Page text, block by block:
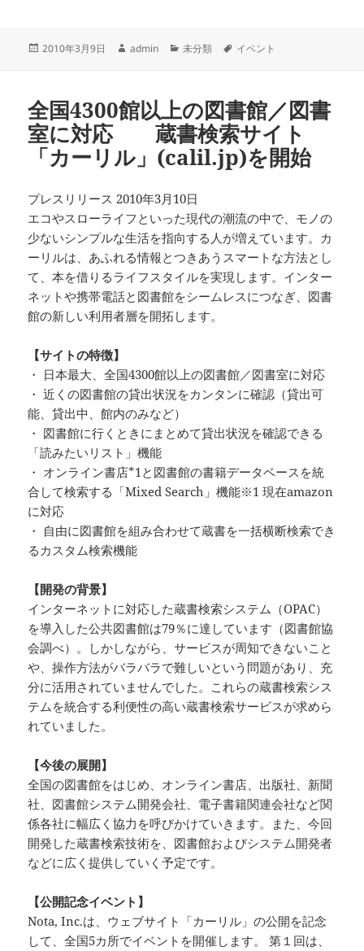
投
2010年3月9日
作
admin
カ
ー
未分類
タ
イベント
全国4300館以上の図書館／図書
室に対応 蔵書検索サイト
「カーリル」(calil.jp)を開始
プレスリリース 2010年3月10日
エコやスローライフといった現代の潮流の中で、モノの
少ないシンプルな生活を指向する人が増えています。カ
ーリルは、あふれる情報とつきあうスマートな方法とし
て、本を借りるライフスタイルを実現します。インター
ネットや携帯電話と図書館をシームレスにつなぎ、図書
館の新しい利用者層を開拓します。
【サイトの特徴】
・ 日本最大、全国4300館以上の図書館／図書室に対応
・ 近くの図書館の貸出状況をカンタンに確認（貸出可
能、貸出中、館内のみなど）
・ 図書館に行くときにまとめて貸出状況を確認できる
「読みたいリスト」機能
・ オンライン書店*1と図書館の書籍データベースを統
合して検索する「Mixed Search」機能※1 現在amazon
に対応
・ 自由に図書館を組み合わせて蔵書を一括横断検索でき
るカスタム検索機能
【開発の背景】
インターネットに対応した蔵書検索システム（OPAC）
を導入した公共図書館は79％に達しています（図書館協
会調べ）。しかしながら、サービスが周知できないこと
や、操作方法がバラバラで難しいという問題があり、充
分に活用されていませんでした。これらの蔵書検索シス
テムを統合する利便性の高い蔵書検索サービスが求めら
れていました。
【今後の展開】
全国の図書館をはじめ、オンライン書店、出版社、新聞
社、図書館システム開発会社、電子書籍関連会社など関
係各社に幅広く協力を呼びかけていきます。また、今回
開発した蔵書検索技術を、図書館およびシステム開発者
などに広く提供していく予定です。
【公開記念イベント】
Nota, Inc.は、ウェブサイト「カーリル」の公開を記念
して、全国5カ所でイベントを開催します。 第１回は、